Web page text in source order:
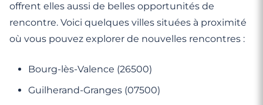
offrent elles aussi de belles opportunités de
rencontre. Voici quelques villes situées à proximité
où vous pouvez explorer de nouvelles rencontres :
Bourg-lès-Valence (26500)
Guilherand-Granges (07500)